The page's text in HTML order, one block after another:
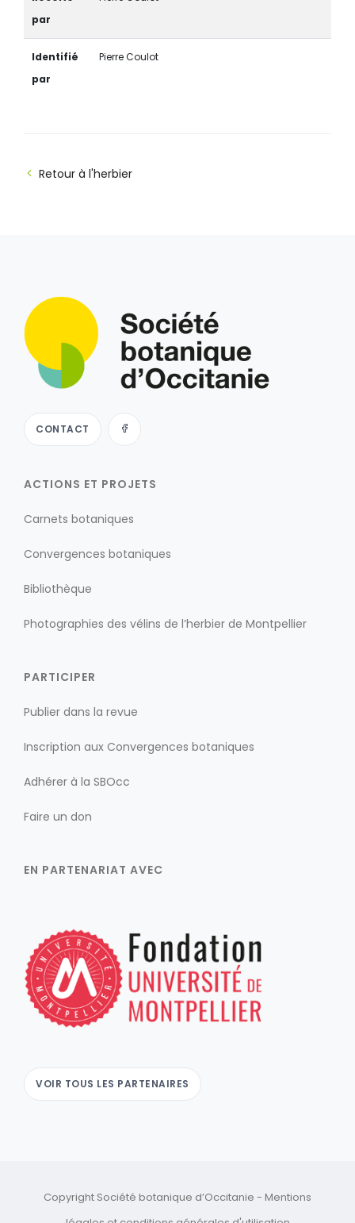
par
Identifié
par
Pierre Coulot
Retour à l'herbier
CONTACT
ACTIONS ET PROJETS
Carnets botaniques
Convergences botaniques
Bibliothèque
Photographies des vélins de l’herbier de Montpellier
PARTICIPER
Publier dans la revue
Inscription aux Convergences botaniques
Adhérer à la SBOcc
Faire un don
EN PARTENARIAT AVEC
VOIR TOUS LES PARTENAIRES
Copyright Société botanique d’Occitanie - Mentions